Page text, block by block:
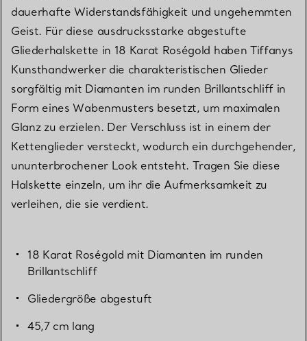
dauerhafte Widerstandsfähigkeit und ungehemmten
Geist. Für diese ausdrucksstarke abgestufte
Gliederhalskette in 18 Karat Roségold haben Tiffanys
Kunsthandwerker die charakteristischen Glieder
sorgfältig mit Diamanten im runden Brillantschliff in
Form eines Wabenmusters besetzt, um maximalen
Glanz zu erzielen. Der Verschluss ist in einem der
Kettenglieder versteckt, wodurch ein durchgehender,
ununterbrochener Look entsteht. Tragen Sie diese
Halskette einzeln, um ihr die Aufmerksamkeit zu
verleihen, die sie verdient.
18 Karat Roségold mit Diamanten im runden
Brillantschliff
Gliedergröße abgestuft
45,7 cm lang